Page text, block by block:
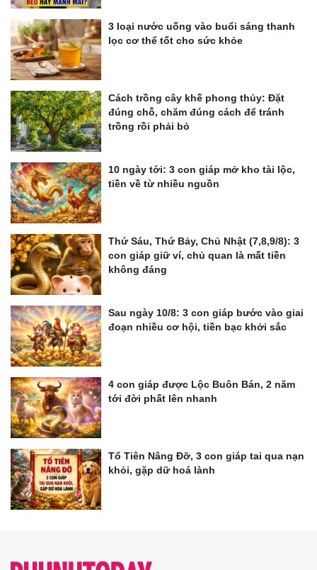
3 loại nước uống vào buổi sáng thanh
lọc cơ thể tốt cho sức khỏe
Cách trồng cây khế phong thủy: Đặt
đúng chỗ, chăm đúng cách để tránh
trồng rồi phải bỏ
10 ngày tới: 3 con giáp mở kho tài lộc,
tiền về từ nhiều nguồn
Thứ Sáu, Thứ Bảy, Chủ Nhật (7,8,9/8): 3
con giáp giữ ví, chủ quan là mất tiền
không đáng
Sau ngày 10/8: 3 con giáp bước vào giai
đoạn nhiều cơ hội, tiền bạc khởi sắc
4 con giáp được Lộc Buôn Bán, 2 năm
tới đời phất lên nhanh
Tổ Tiên Nâng Đỡ, 3 con giáp tai qua nạn
khỏi, gặp dữ hoá lành